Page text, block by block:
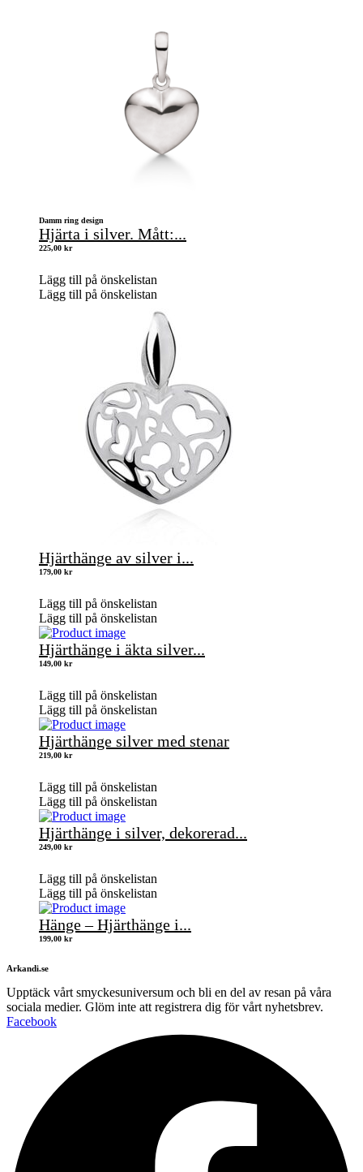
Damm ring design
Hjärta i silver. Mått:...
225,00 kr
Lägg till på önskelistan
Lägg till på önskelistan
Hjärthänge av silver i...
179,00 kr
Lägg till på önskelistan
Lägg till på önskelistan
Hjärthänge i äkta silver...
149,00 kr
Lägg till på önskelistan
Lägg till på önskelistan
Hjärthänge silver med stenar
219,00 kr
Lägg till på önskelistan
Lägg till på önskelistan
Hjärthänge i silver, dekorerad...
249,00 kr
Lägg till på önskelistan
Lägg till på önskelistan
Hänge – Hjärthänge i...
199,00 kr
Arkandi.se
Upptäck vårt smyckesuniversum och bli en del av resan på våra
sociala medier. Glöm inte att registrera dig för vårt nyhetsbrev.
Facebook